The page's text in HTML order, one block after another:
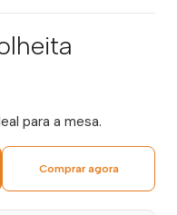
para a mesa.
Comprar agora